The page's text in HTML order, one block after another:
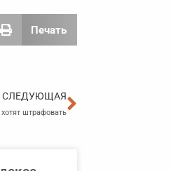
Печать
СЛЕДУЮЩАЯ
штрафовать